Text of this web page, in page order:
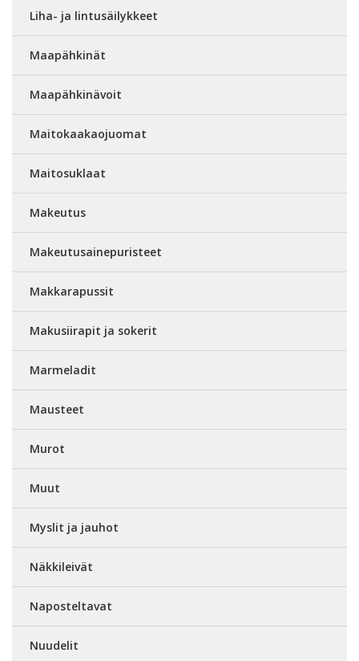
Liha- ja lintusäilykkeet
Maapähkinät
Maapähkinävoit
Maitokaakaojuomat
Maitosuklaat
Makeutus
Makeutusainepuristeet
Makkarapussit
Makusiirapit ja sokerit
Marmeladit
Mausteet
Murot
Muut
Myslit ja jauhot
Näkkileivät
Naposteltavat
Nuudelit